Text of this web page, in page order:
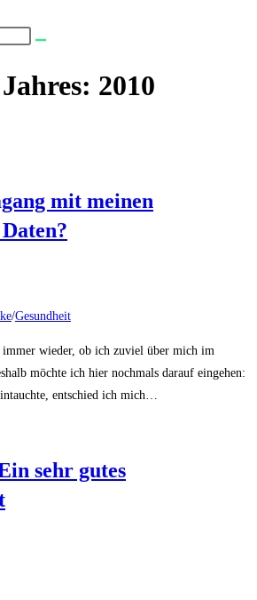
2010
mit meinen
/Gesundheit
immer wieder, ob ich zuviel über mich im
möchte ich hier nochmals darauf eingehen:
entschied ich mich…
sehr gutes